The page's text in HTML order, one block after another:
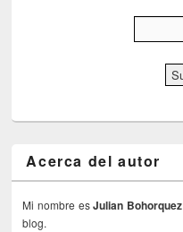
Acerca del autor
Mi nombre esJulian Bohorquez
blog.